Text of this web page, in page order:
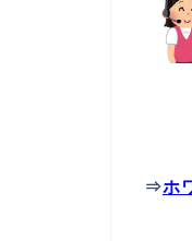
⇒ホ